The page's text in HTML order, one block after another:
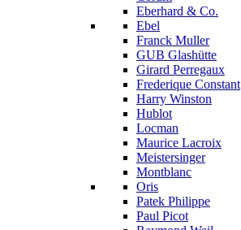
Eberhard & Co.
Ebel
Franck Muller
GUB Glashütte
Girard Perregaux
Frederique Constant
Harry Winston
Hublot
Locman
Maurice Lacroix
Meistersinger
Montblanc
Oris
Patek Philippe
Paul Picot